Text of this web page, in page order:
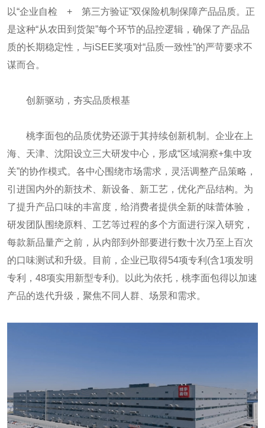
以“企业自检 + 第三方验证”双保险机制保障产品品质。正
是这种“从农田到货架”每个环节的品控逻辑，确保了产品品
质的长期稳定性，与iSEE奖项对“品质一致性”的严苛要求不
谋而合。
创新驱动，夯实品质根基
桃李面包的品质优势还源于其持续创新机制。企业在上
海、天津、沈阳设立三大研发中心，形成“区域洞察+集中攻
关”的协作模式。各中心围绕市场需求，灵活调整产品策略，
引进国内外的新技术、新设备、新工艺，优化产品结构。为
了提升产品口味的丰富度，给消费者提供全新的味蕾体验，
研发团队围绕原料、工艺等过程的多个方面进行深入研究，
每款新品量产之前，从内部到外部要进行数十次乃至上百次
的口味测试和升级。目前，企业已取得54项专利(含1项发明
专利，48项实用新型专利)。以此为依托，桃李面包得以加速
产品的迭代升级，聚焦不同人群、场景和需求。